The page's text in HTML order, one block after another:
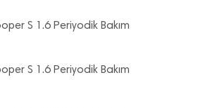
S 1.6 Periyodik Bakım
S 1.6 Periyodik Bakım